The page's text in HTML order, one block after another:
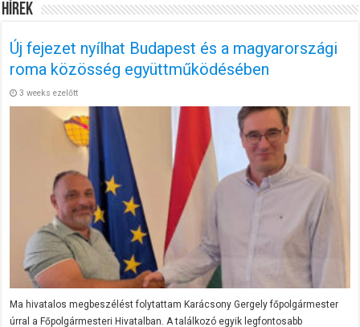
Hírek
Új fejezet nyílhat Budapest és a magyarországi
roma közösség együttműködésében
3 weeks ezelőtt
Ma hivatalos megbeszélést folytattam Karácsony Gergely főpolgármester
úrral a Főpolgármesteri Hivatalban. A találkozó egyik legfontosabb